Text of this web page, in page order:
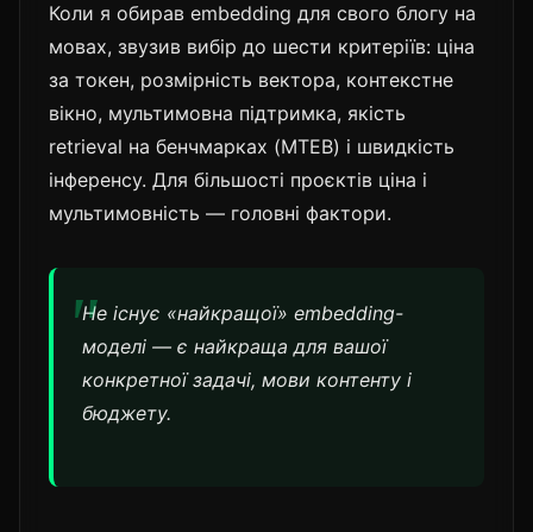
Коли я обирав embedding для свого блогу на
мовах, звузив вибір до шести критеріїв: ціна
за токен, розмірність вектора, контекстне
вікно, мультимовна підтримка, якість
retrieval на бенчмарках (MTEB) і швидкість
інференсу. Для більшості проєктів ціна і
мультимовність — головні фактори.
Не існує «найкращої» embedding-
моделі — є найкраща для вашої
конкретної задачі, мови контенту і
бюджету.